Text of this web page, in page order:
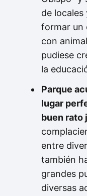
de locales
formar un
con
pudiese
la
Parque
lugar
buen rato
entre
también
grandes
diversas